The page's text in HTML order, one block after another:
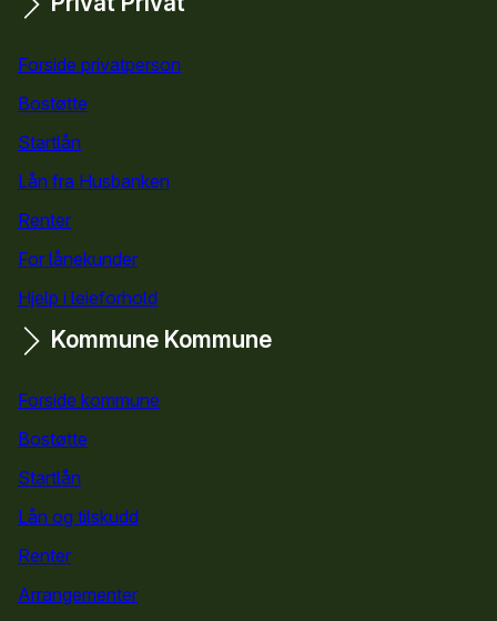
Snarveier
Forside privatperson
Bostøtte
Startlån
Lån fra Husbanken
Renter
For lånekunder
Hjelp i leieforhold
Kommune Kommune
Forside kommune
Bostøtte
Startlån
Lån og tilskudd
Renter
Arrangementer